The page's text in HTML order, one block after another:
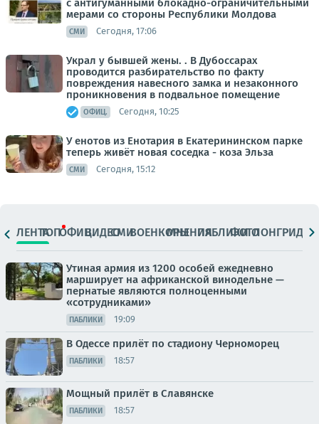
с антигуманными блокадно-ограничительными
мерами со стороны Республики Молдова
СМИ Сегодня, 17:06
Украл у бывшей жены. . В Дубоссарах
проводится разбирательство по факту
повреждения навесного замка и незаконного
проникновения в подвальное помещение
ОФИЦ. Сегодня, 10:25
У енотов из Енотария в Екатерининском парке
теперь живёт новая соседка - коза Эльза
СМИ Сегодня, 15:12
ЛЕНТАТОПОФИЦ.ВИДЕОСМИВОЕНКОРЫМНЕНИЯПАБЛИКИ
ФОТОЛОНГРИДЫ
Утиная армия из 1200 особей ежедневно
марширует на африканской винодельне —
пернатые являются полноценными
«сотрудниками»
ПАБЛИКИ 19:09
В Одессе прилёт по стадиону Черноморец
ПАБЛИКИ 18:57
Мощный прилёт в Славянске
ПАБЛИКИ 18:57